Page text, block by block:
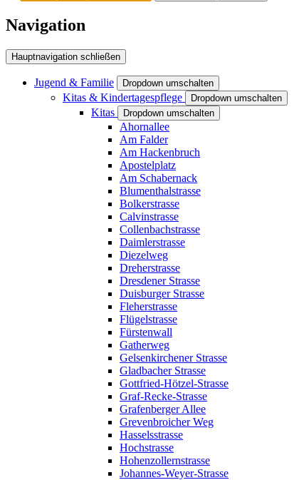
Navigation
Hauptnavigation schließen
Jugend & Familie Dropdown umschalten
Kitas & Kindertagespflege Dropdown umschalten
Kitas Dropdown umschalten
Ahornallee
Am Falder
Am Hackenbruch
Apostelplatz
Am Schabernack
Blumenthalstrasse
Bolkerstrasse
Calvinstrasse
Collenbachstrasse
Daimlerstrasse
Diezelweg
Dreherstrasse
Dresdener Strasse
Duisburger Strasse
Fleherstrasse
Flügelstrasse
Fürstenwall
Gatherweg
Gelsenkirchener Strasse
Gladbacher Strasse
Gottfried-Hötzel-Strasse
Graf-Recke-Strasse
Grafenberger Allee
Grevenbroicher Weg
Hasselsstrasse
Hochstrasse
Hohenzollernstrasse
Johannes-Weyer-Strasse